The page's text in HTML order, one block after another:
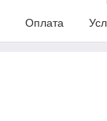
Оплата